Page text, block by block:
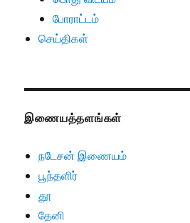
போராட்டம்
செய்திகள்
இணையத்தளங்கள்
நடேசன் இணையம்
பூந்தளிர்
தூ
தேனி